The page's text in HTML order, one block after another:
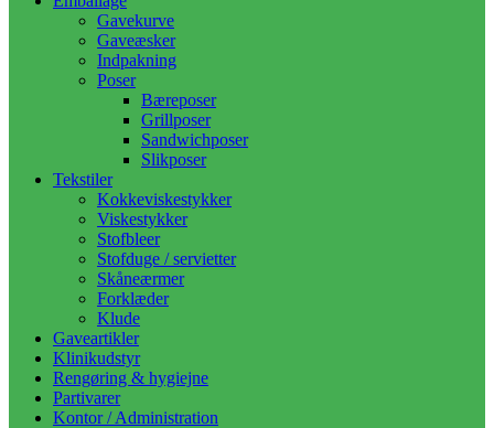
Gavekurve
Gaveæsker
Indpakning
Poser
Bæreposer
Grillposer
Sandwichposer
Slikposer
Tekstiler
Kokkeviskestykker
Viskestykker
Stofbleer
Stofduge / servietter
Skåneærmer
Forklæder
Klude
Gaveartikler
Klinikudstyr
Rengøring & hygiejne
Partivarer
Kontor / Administration